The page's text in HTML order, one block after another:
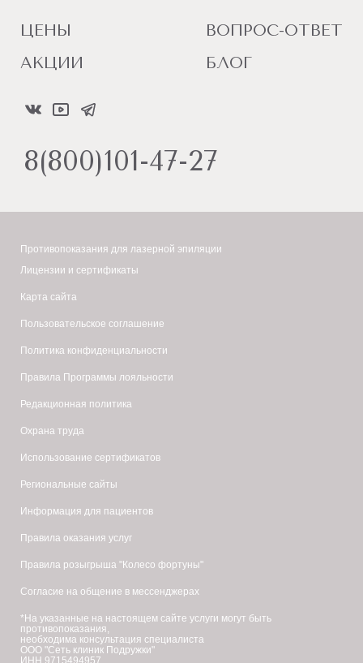
ЦЕНЫ
АКЦИИ
ВОПРОС-ОТВЕТ
БЛОГ
8(800)101-47-27
Противопоказания для лазерной эпиляции
Лицензии и сертификаты
Карта сайта
Пользовательское соглашение
Политика конфиденциальности
Правила Программы лояльности
Редакционная политика
Охрана труда
Использование сертификатов
Региональные сайты
Информация для пациентов
Правила оказания услуг
Правила розыгрыша "Колесо фортуны"
Согласие на общение в мессенджерах
*На указанные на настоящем сайте услуги могут быть
противопоказания,
необходима консультация специалиста
ООО "Сеть клиник Подружки"
ИНН 9715494957